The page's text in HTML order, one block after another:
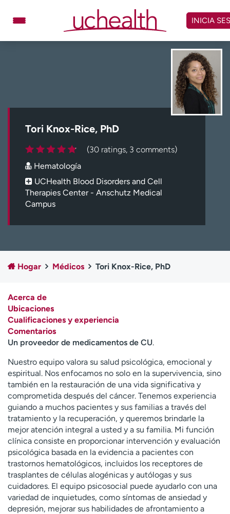
contenido
Carreras
Inicie sesión en My Health Connection
Empleados
Profesionales
Atención a medios de
Asistencia financiera
Contáctenos
A
y
ú
a
m
e
a
e
n
c
o
n
t
r
a
r
INICIA
Tori Knox-Rice, PhD
(30 ratings, 3 comments)
Hematología
UCHealth Blood Disorders and Cell
Therapies Center - Anschutz Medical
Campus
Hogar Médicos Tori Knox-Rice, PhD
Acerca de
Ubicaciones
Cualificaciones y experiencia
Comentarios
Un proveedor de medicamentos de CU.
Nuestro equipo valora su salud psicológica, emocional y
espiritual. Nos enfocamos no solo en la supervivencia, sino
también en la restauración de una vida significativa y
comprometida después del cáncer. Tenemos experiencia
guiando a muchos pacientes y sus familias a través del
tratamiento y la recuperación, y queremos brindarle la
mejor atención integral a usted y a su familia. Mi función
clínica consiste en proporcionar intervención y evaluación
psicológica basada en la evidencia a pacientes con
trastornos hematológicos, incluidos los receptores de
trasplantes de células alogénicas y autólogas y sus
cuidadores. El equipo psicosocial puede ayudarlo con una
variedad de inquietudes, como síntomas de ansiedad y
depresión, mejorar sus habilidades de afrontamiento a